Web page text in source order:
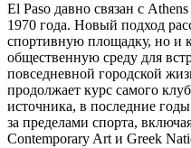
El Paso давно связан с
1970 года. Новый подход
спортивную площадку, но и
общественную среду для
повседневной городской
продолжает курс самого
источника, в последние
за пределами спорта,
Contemporary Art и Greek